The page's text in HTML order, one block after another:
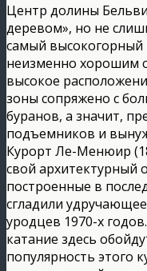
Центр долины
деревом», но не
самый высокогорный
неизменно хорошим
высокое
зоны сопряжено с
буранов, а значит,
подъемников и
Курорт Ле-Менюир
свой архитектурный
построенные в
сгладили
уродцев 1970-х
катание здесь
популярность этого